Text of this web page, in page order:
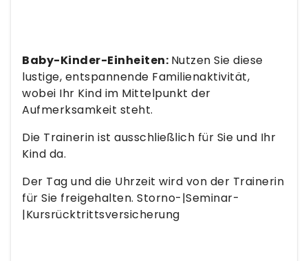
Baby-Kinder-Einheiten: Nutzen Sie diese
lustige, entspannende Familienaktivität,
wobei Ihr Kind im Mittelpunkt der
Aufmerksamkeit steht.
Die Trainerin ist ausschließlich für Sie und Ihr
Kind da.
Der Tag und die Uhrzeit wird von der Trainerin
für Sie freigehalten. Storno-|Seminar-
|Kursrücktrittsversicherung